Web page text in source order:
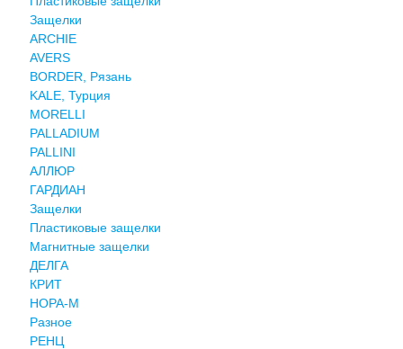
Защелки
ARCHIE
AVERS
BORDER, Рязань
KALE, Турция
MORELLI
PALLADIUM
PALLINI
АЛЛЮР
ГАРДИАН
Защелки
Пластиковые защелки
Магнитные защелки
ДЕЛГА
КРИТ
НОРА-М
Разное
РЕНЦ